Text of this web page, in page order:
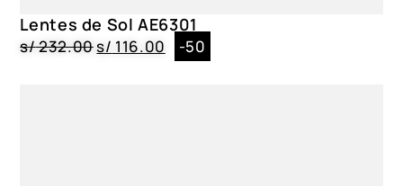
Lentes de Sol AE6301
s/232.00s/ 116.00 -50